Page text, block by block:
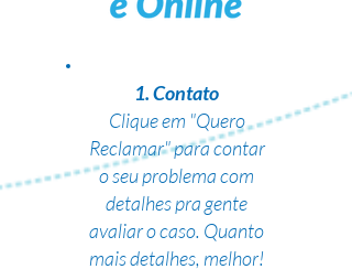
1. Contato
Clique em "Quero
Reclamar" para contar
o seu problema com
detalhes pra gente
avaliar o caso. Quanto
mais detalhes, melhor!